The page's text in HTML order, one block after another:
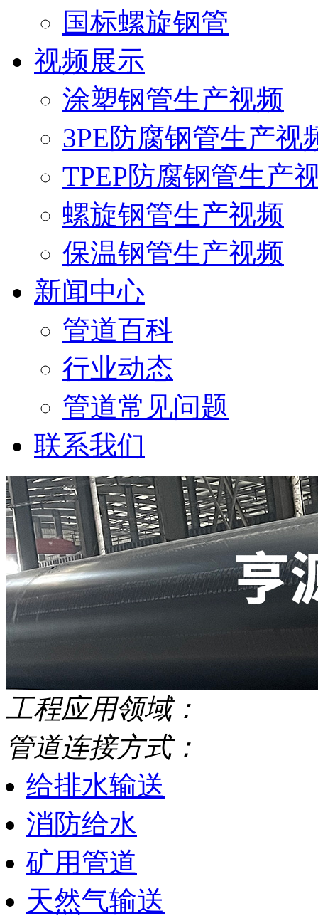
国标螺旋钢管
视频展示
涂塑钢管生产视频
3PE防腐钢管生产视
TPEP防腐钢管生产
螺旋钢管生产视频
保温钢管生产视频
新闻中心
管道百科
行业动态
管道常见问题
联系我们
工程应用领域：
管道连接方式：
给排水输送
消防给水
矿用管道
天然气输送